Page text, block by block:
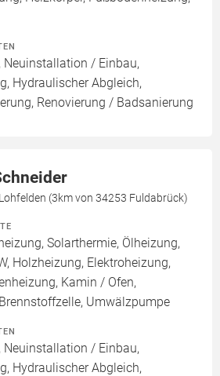
Neuinstallation / Einbau,
Hydraulischer Abgleich,
Renovierung / Badsanierung
(3km von 34253 Fuldabrück)
Solarthermie, Ölheizung,
Holzheizung, Elektroheizung,
Kamin / Ofen,
Umwälzpumpe
Neuinstallation / Einbau,
Hydraulischer Abgleich,